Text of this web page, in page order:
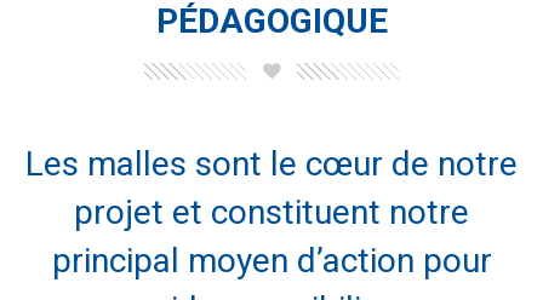
PÉDAGOGIQUE
Les malles sont le cœur de notre
projet et constituent notre
principal moyen d’action pour